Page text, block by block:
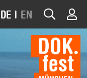
DE | EN